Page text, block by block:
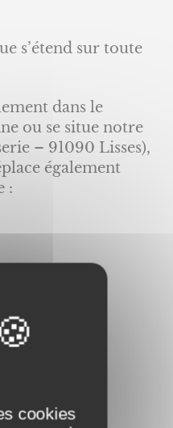
s’étend sur toute
dans le
ou se situe notre
– 91090 Lisses),
également
:
cookies